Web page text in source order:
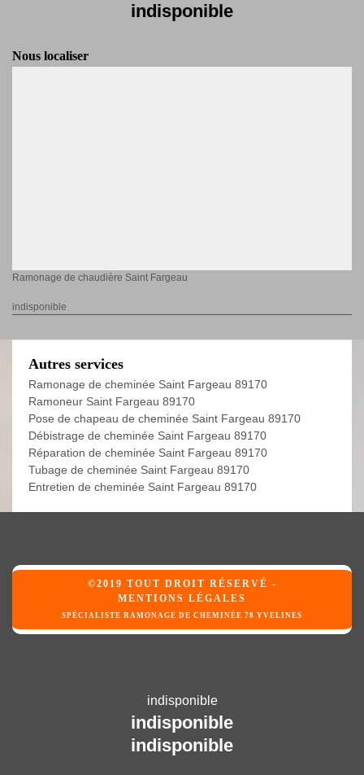
indisponible
Nous localiser
Ramonage de chaudière Saint Fargeau
indisponible
Autres services
Ramonage de cheminée Saint Fargeau 89170
Ramoneur Saint Fargeau 89170
Pose de chapeau de cheminée Saint Fargeau 89170
Débistrage de cheminée Saint Fargeau 89170
Réparation de cheminée Saint Fargeau 89170
Tubage de cheminée Saint Fargeau 89170
Entretien de cheminée Saint Fargeau 89170
©2019 TOUT DROIT RÉSERVÉ -
MENTIONS LÉGALES
SPÉCIALISTE RAMONAGE DE CHEMINÉE 78 YVELINES
indisponible
indisponible
indisponible